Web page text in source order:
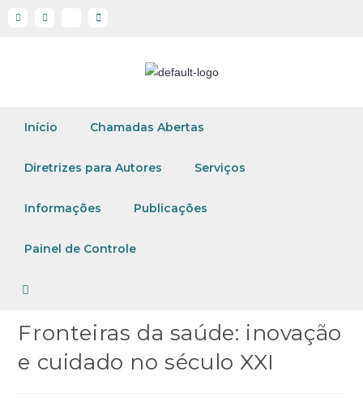
Início Chamadas Abertas
Diretrizes para Autores Serviços
Informações Publicações
Painel de Controle
Fronteiras da saúde: inovação
e cuidado no século XXI